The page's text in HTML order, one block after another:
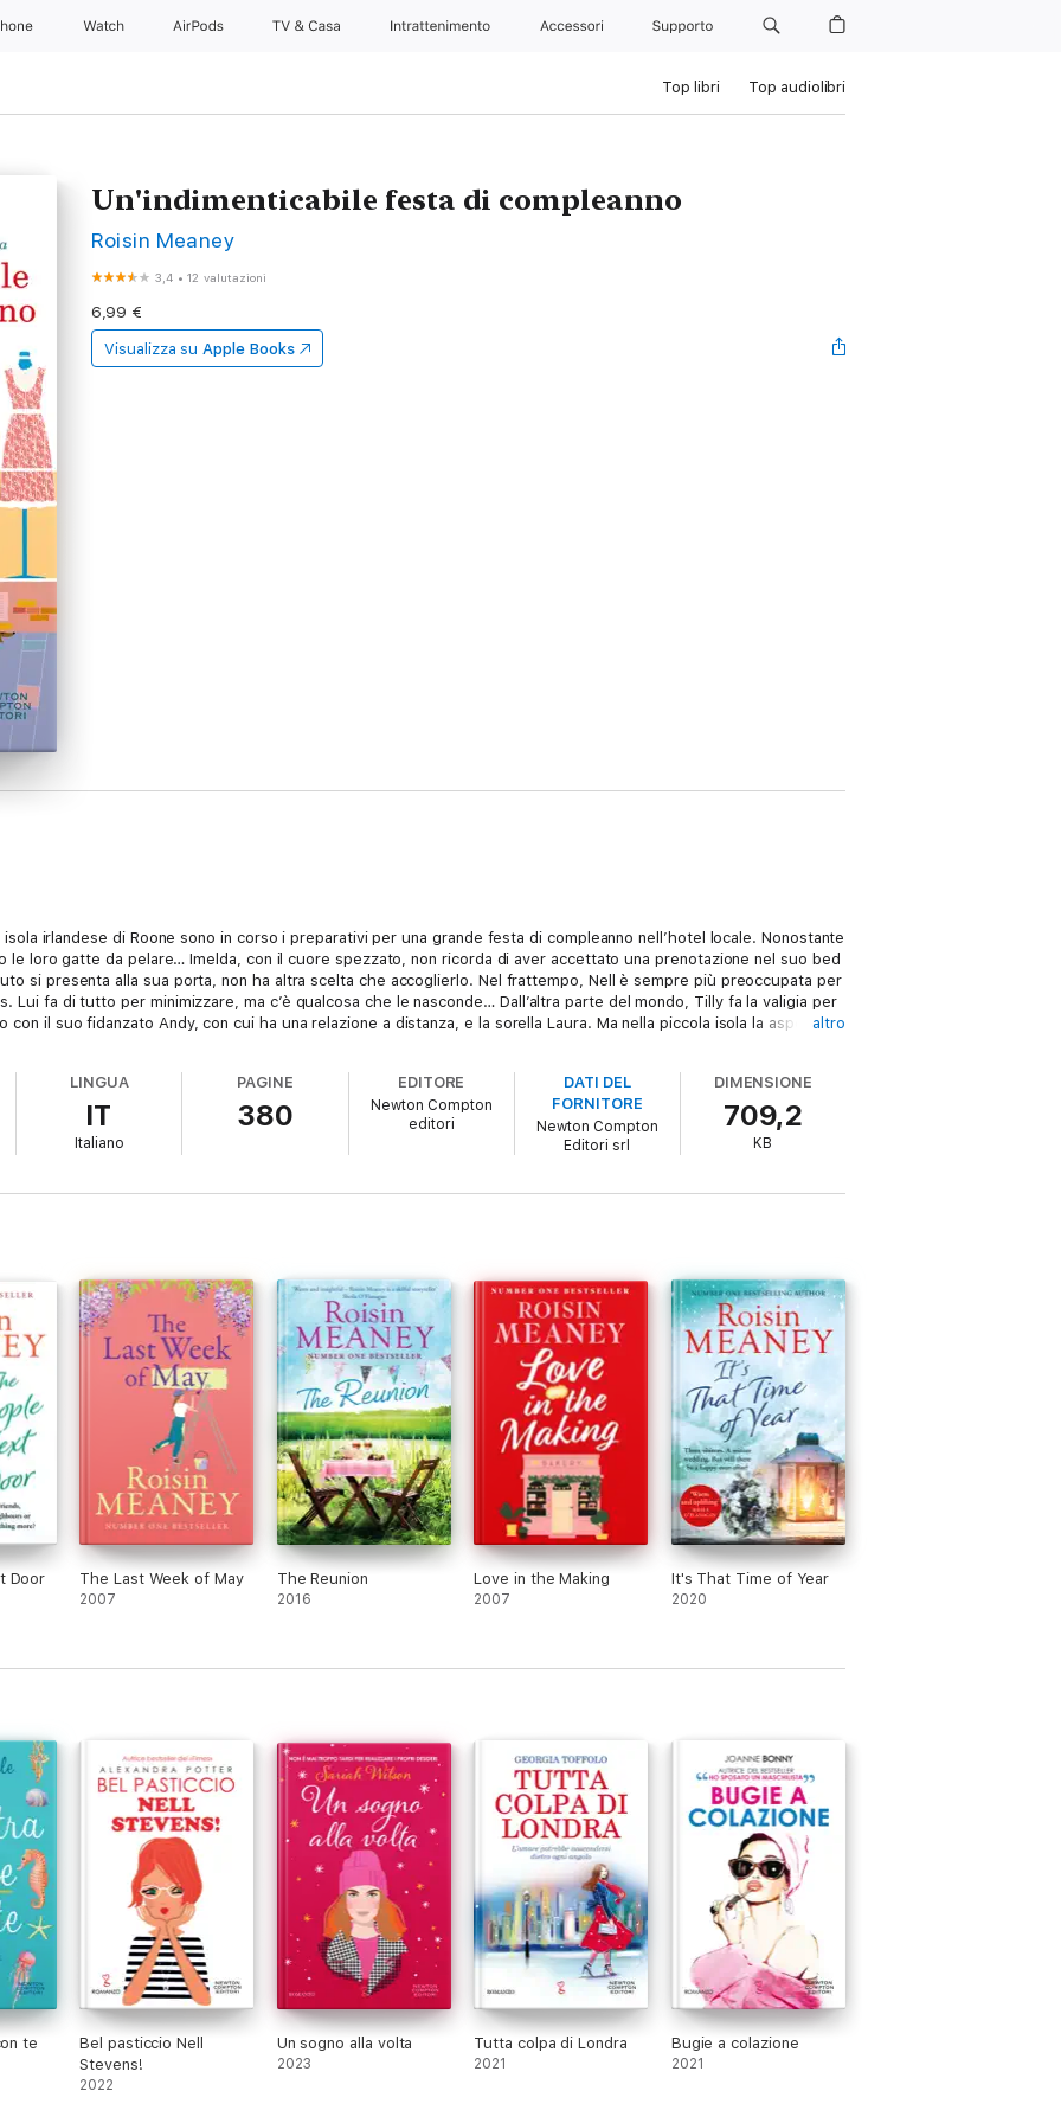
Watch AirPods TV & Casa Intrattenimento Accessori Supporto
Top libri Top audiolibri
Un'indimenticabile festa di compleanno
Roisin Meaney
3,4 •12 valutazioni
6,99 €
Visualizza su Apple Books
irlandese di Roone sono in corso i preparativi per una grande festa di compleanno nell’hotel locale. Nonostante
le loro gatte da pelare… Imelda, con il cuore spezzato, non ricorda di aver accettato una prenotazione nel suo bed
si presenta alla sua porta, non ha altra scelta che accoglierlo. Nel frattempo, Nell è sempre più preoccupata per
Lui fa di tutto per minimizzare, ma c’è qualcosa che le nasconde… Dall’altra parte del mondo, Tilly fa la valigia per
il suo fidanzato Andy, con cui ha una relazione a distanza, e la sorella Laura. Ma nella piccola isola la aspetta
nostri sentimenti più nascosti e presentarceli come di fronte a uno specchio, pagina dopo pagina… Credibile,
di tessere le sue trame intorno ai personaggi e di avvolgere i lettori in un abbraccio.»
ispirazione. Roisin Meaney è una scrittrice davvero brava.»
altro
LINGUA
IT
Italiano
PAGINE
380
EDITORE
Newton Compton
editori
DATI DEL
FORNITORE
Newton Compton
Editori srl
DIMENSIONE
709,2
KB
Door The Last Week of May
2007
The Reunion
2016
Love in the Making
2007
It's That Time of Year
2020
te
Bel pasticcio Nell
Stevens!
2022
Un sogno alla volta
2023
Tutta colpa di Londra
2021
Bugie a colazione
2021